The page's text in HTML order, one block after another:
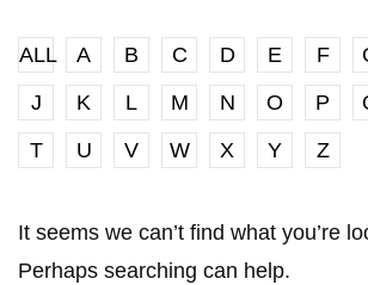
ALL A B C D E F
J
K L M N O P
T
U V W X Y Z
It seems we can’t find what you’re
Perhaps searching can help.